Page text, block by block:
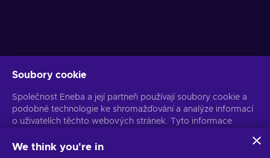
Získejte personalizované nabídky her
Předplatit
Z odběru se můžete kdykoli odhlásit. Více informací naleznete v
Soubory cookie
Společnost Eneba a její partneři používají soubory cookie a
podobné technologie ke shromažďování a analýze informací
o uživatelích těchto webových stránek. Tyto informace
stránkách. Vaše osobní údaje mohou být také použity k
We think you're in